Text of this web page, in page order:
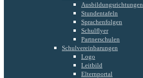
Ausbildungsrichtungen
Stundentafeln
Sprachenfolgen
Schulflyer
Partnerschulen
Schulvereinbarungen
Logo
Leitbild
Elternportal